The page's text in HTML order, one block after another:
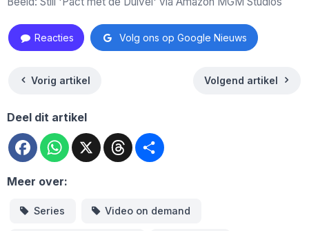
Reacties Volg ons op Google Nieuws
Vorig artikel Volgend artikel
Deel dit artikel
FacebookWhatsApp
X Threads
Meer over:
Series Video on demand